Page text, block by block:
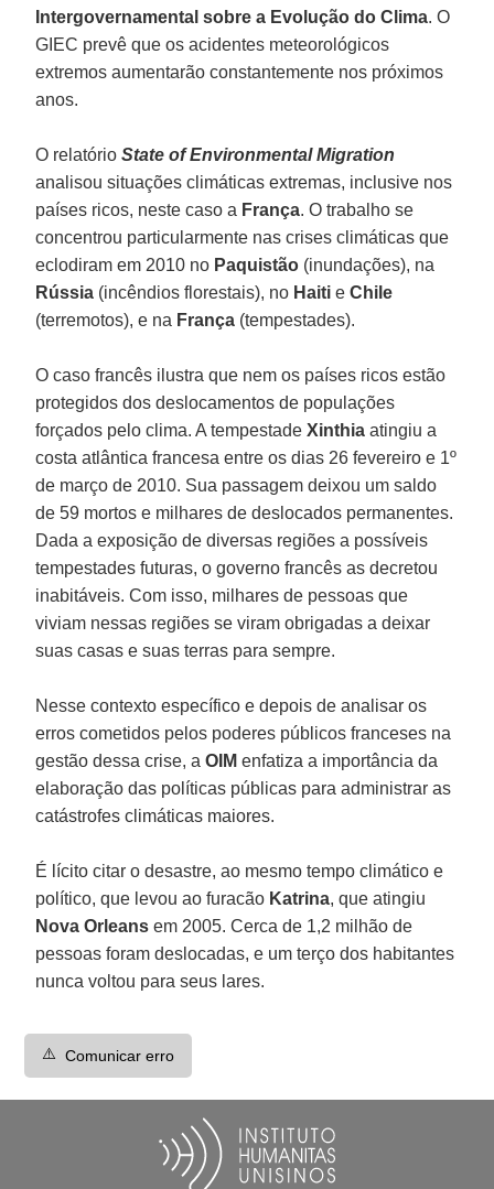
Intergovernamental sobre a Evolução do Clima. O
GIEC prevê que os acidentes meteorológicos
extremos aumentarão constantemente nos próximos
anos.
O relatórioState of Environmental Migration
analisou situações climáticas extremas, inclusive nos
países ricos, neste caso a França. O trabalho se
concentrou particularmente nas crises climáticas que
eclodiram em 2010 no Paquistão (inundações), na
Rússia (incêndios florestais), no HaitieChile
(terremotos), e na França (tempestades).
O caso francês ilustra que nem os países ricos estão
protegidos dos deslocamentos de populações
forçados pelo clima. A tempestadeXinthiaatingiu a
costa atlântica francesa entre os dias 26 fevereiro e 1º
de março de 2010. Sua passagem deixou um saldo
de 59 mortos e milhares de deslocados permanentes.
Dada a exposição de diversas regiões a possíveis
tempestades futuras, o governo francês as decretou
inabitáveis. Com isso, milhares de pessoas que
viviam nessas regiões se viram obrigadas a deixar
suas casas e suas terras para sempre.
Nesse contexto específico e depois de analisar os
erros cometidos pelos poderes públicos franceses na
gestão dessa crise, aOIMenfatiza a importância da
elaboração das políticas públicas para administrar as
catástrofes climáticas maiores.
É lícito citar o desastre, ao mesmo tempo climático e
político, que levou ao furacão Katrina, que atingiu
Nova Orleansem 2005. Cerca de 1,2 milhão de
pessoas foram deslocadas, e um terço dos habitantes
nunca voltou para seus lares.
⚠️ Comunicar erro